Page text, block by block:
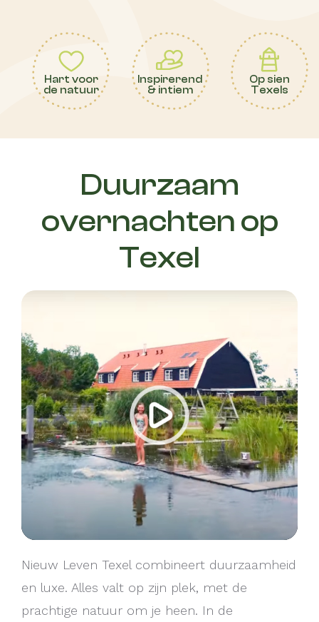
Hart voor
de natuur
Inspirerend
& intiem
Op sien
Texels
Duurzaam
overnachten op
Texel
Nieuw Leven Texel combineert duurzaamheid
en luxe. Alles valt op zijn plek, met de
prachtige natuur om je heen. In de